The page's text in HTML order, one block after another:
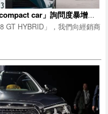
每公升可跑約21公里！全新「5門compact car」詢問度暴增！擁有「Corolla」級車身尺寸並搭載1.2L turbo引擎！外型銳利帥氣的Peugeot「308」大幅改款車型成為經銷商熱門話題！
GT HYBRID」，我們向經銷商